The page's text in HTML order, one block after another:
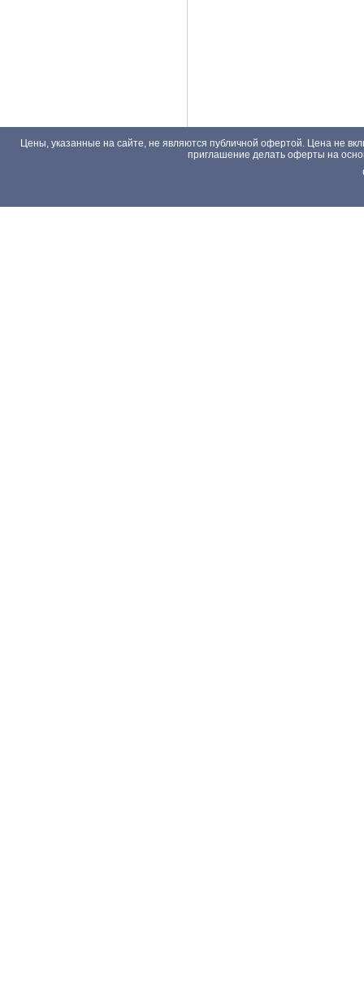
Цены, указанные на сайте, не являются публичной офертой. Цена не
приглашение делать оферты на